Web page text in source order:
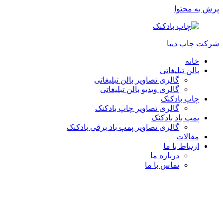
پرش به محتوا
شرکت چاپ دیبا
خانه
بالن تبلیغاتی
گالری تصاویر بالن تبلیغاتی
گالری ویدیو بالن تبلیغاتی
چاپ بادکنک
گالری تصاویر چاپ بادکنک
پمپ باد بادکنک
گالری تصاویر پمپ باد برقی بادکنک
مقالات
ارتباط با ما
درباره ما
تماس با ما